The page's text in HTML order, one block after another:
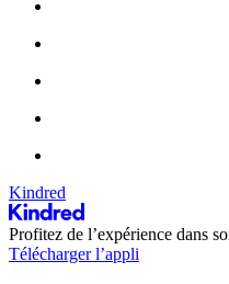
Kindred
Profitez de l’expérience dans
Télécharger l’appli